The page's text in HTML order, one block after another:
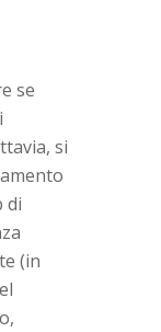
se
si
di
(in